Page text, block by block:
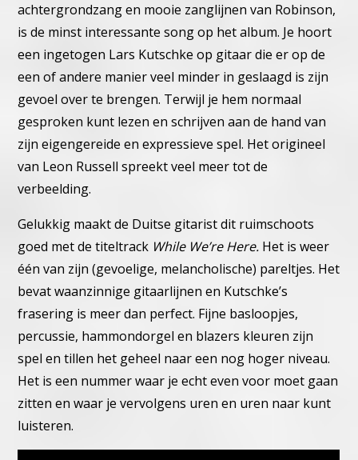
achtergrondzang en mooie zanglijnen van Robinson,
is de minst interessante song op het album. Je hoort
een ingetogen Lars Kutschke op gitaar die er op de
een of andere manier veel minder in geslaagd is zijn
gevoel over te brengen. Terwijl je hem normaal
gesproken kunt lezen en schrijven aan de hand van
zijn eigengereide en expressieve spel. Het origineel
van Leon Russell spreekt veel meer tot de
verbeelding.
Gelukkig maakt de Duitse gitarist dit ruimschoots
goed met de titeltrack While We’re Here. Het is weer
één van zijn (gevoelige, melancholische) pareltjes. Het
bevat waanzinnige gitaarlijnen en Kutschke’s
frasering is meer dan perfect. Fijne basloopjes,
percussie, hammondorgel en blazers kleuren zijn
spel en tillen het geheel naar een nog hoger niveau.
Het is een nummer waar je echt even voor moet gaan
zitten en waar je vervolgens uren en uren naar kunt
luisteren.